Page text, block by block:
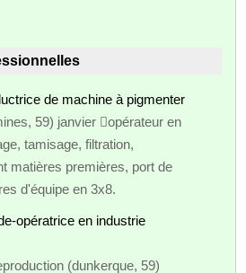
de machine à pigmenter
59) janvier opérateur en
tamisage, filtration,
matières premières, port de
d'équipe en 3x8.
opératrice en industrie
(dunkerque, 59)